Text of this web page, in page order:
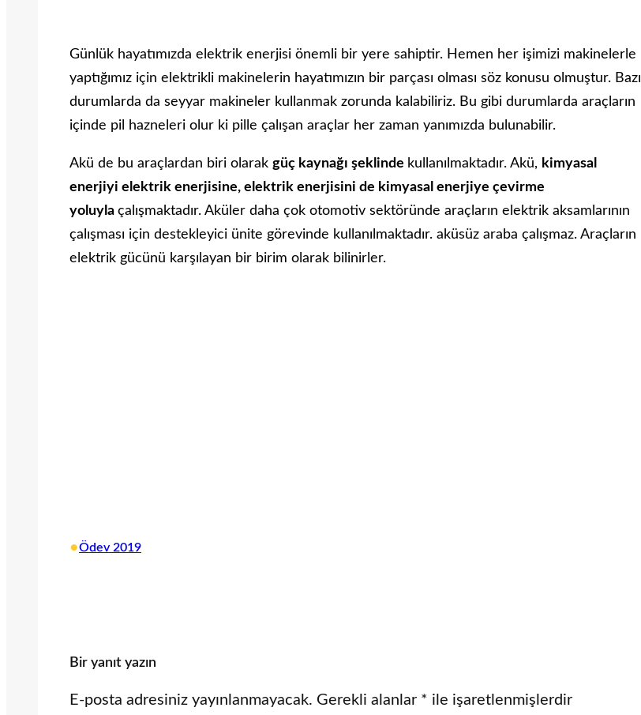
Günlük hayatımızda elektrik enerjisi önemli bir yere sahiptir. Hemen her işimizi makinelerle
yaptığımız için elektrikli makinelerin hayatımızın bir parçası olması söz konusu olmuştur. Bazı
durumlarda da seyyar makineler kullanmak zorunda kalabiliriz. Bu gibi durumlarda araçların
içinde pil hazneleri olur ki pille çalışan araçlar her zaman yanımızda bulunabilir.
Akü de bu araçlardan biri olarak güç kaynağı şeklinde kullanılmaktadır. Akü, kimyasal
enerjiyi elektrik enerjisine, elektrik enerjisini de kimyasal enerjiye çevirme
yoluyla çalışmaktadır. Aküler daha çok otomotiv sektöründe araçların elektrik aksamlarının
çalışması için destekleyici ünite görevinde kullanılmaktadır. aküsüz araba çalışmaz. Araçların
elektrik gücünü karşılayan bir birim olarak bilinirler.
•Ödev 2019
Bir yanıt yazın
E-posta adresiniz yayınlanmayacak. Gerekli alanlar * ile işaretlenmişlerdir